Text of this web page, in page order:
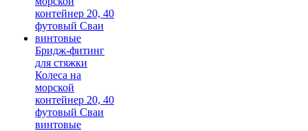
Бридж-фитинг
для стяжки
Колеса на
морской
контейнер 20, 40
футовый Сваи
винтовые